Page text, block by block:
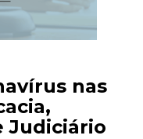
nas
Judiciário